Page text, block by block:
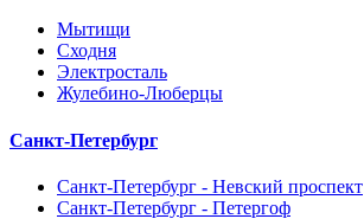
Мытищи
Сходня
Электросталь
Жулебино-Люберцы
Санкт-Петербург
Санкт-Петербург - Невский проспект
Санкт-Петербург - Петергоф